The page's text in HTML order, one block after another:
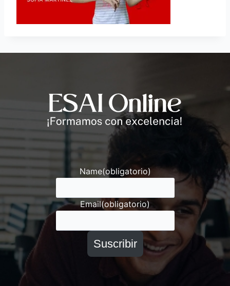
Name(obligatorio)
Email(obligatorio)
Suscribir